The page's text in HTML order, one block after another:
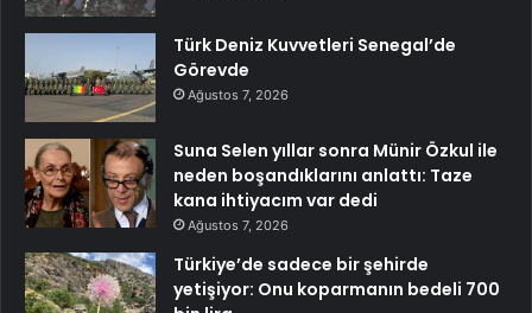
Türk Deniz Kuvvetleri Senegal’de
Görevde
Ağustos 7, 2026
Suna Selen yıllar sonra Münir Özkul ile
neden boşandıklarını anlattı: Taze
kana ihtiyacım var dedi
Ağustos 7, 2026
Türkiye’de sadece bir şehirde
yetişiyor: Onu koparmanın bedeli 700